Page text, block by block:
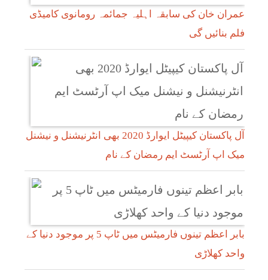
عمران خان کی سابقہ اہلیہ جمائمہ رومانوی کامیڈی
فلم بنائیں گی
آل پاکستان کیپیٹل ایوارڈ 2020 بھی انٹرنیشنل و نیشنل
میک اپ آرٹسٹ ایم رمضان کے نام
بابر اعظم تینوں فارمیٹس میں ٹاپ 5 پر موجود دنیا کے
واحد کھلاڑی